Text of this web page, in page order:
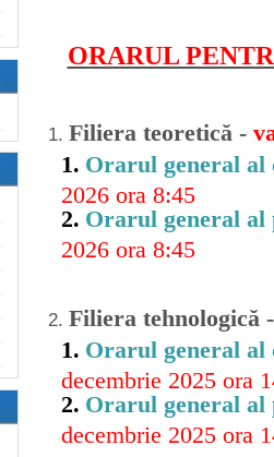
ORARUL
1. Filiera teoretică -
1. Orarul general
2026 ora 8:45
2. Orarul general
2026 ora 8:45
2. Filiera tehnologică
1. Orarul general al
decembrie 2025 ora
2. Orarul general
decembrie 2025 ora